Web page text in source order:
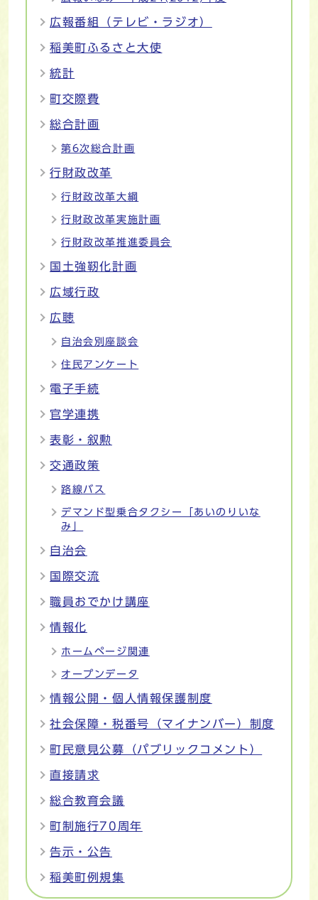
広報番組（テレビ・ラジオ）
稲美町ふるさと大使
統計
町交際費
総合計画
第6次総合計画
行財政改革
行財政改革大綱
行財政改革実施計画
行財政改革推進委員会
国土強靭化計画
広域行政
広聴
自治会別座談会
住民アンケート
電子手続
官学連携
表彰・叙勲
交通政策
路線バス
デマンド型乗合タクシー「あいのりいな
み」
自治会
国際交流
職員おでかけ講座
情報化
ホームページ関連
オープンデータ
情報公開・個人情報保護制度
社会保障・税番号（マイナンバー）制度
町民意見公募（パブリックコメント）
直接請求
総合教育会議
町制施行70周年
告示・公告
稲美町例規集